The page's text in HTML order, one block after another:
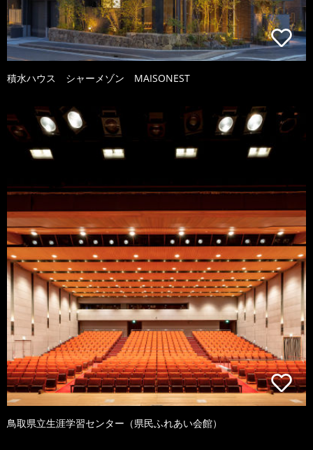
積水ハウス シャーメゾン MAISONEST
鳥取県立生涯学習センター（県民ふれあい会館）